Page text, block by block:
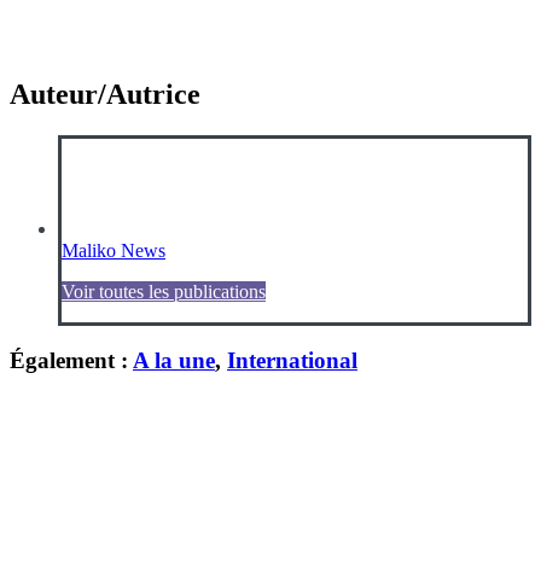
Auteur/Autrice
Maliko News
Voir toutes les publications
Également : A la une, International